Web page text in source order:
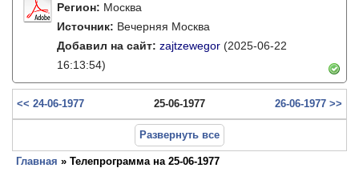
Регион: Москва
Источник: Вечерняя Москва
Добавил на сайт: zajtzewegor (2025-06-22
16:13:54)
<< 24-06-1977 25-06-1977 26-06-1977 >>
Развернуть все
Главная » Телепрограмма на 25-06-1977